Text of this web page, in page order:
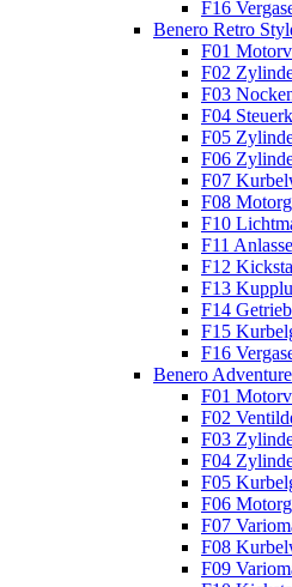
F16
Benero Retro
F01
F02
F03
F04
F05
F06
F07
F08
F10
F11
F12
F13
F14
F15
F16
Benero
F01
F02
F03
F04
F05
F06
F07
F08
F09